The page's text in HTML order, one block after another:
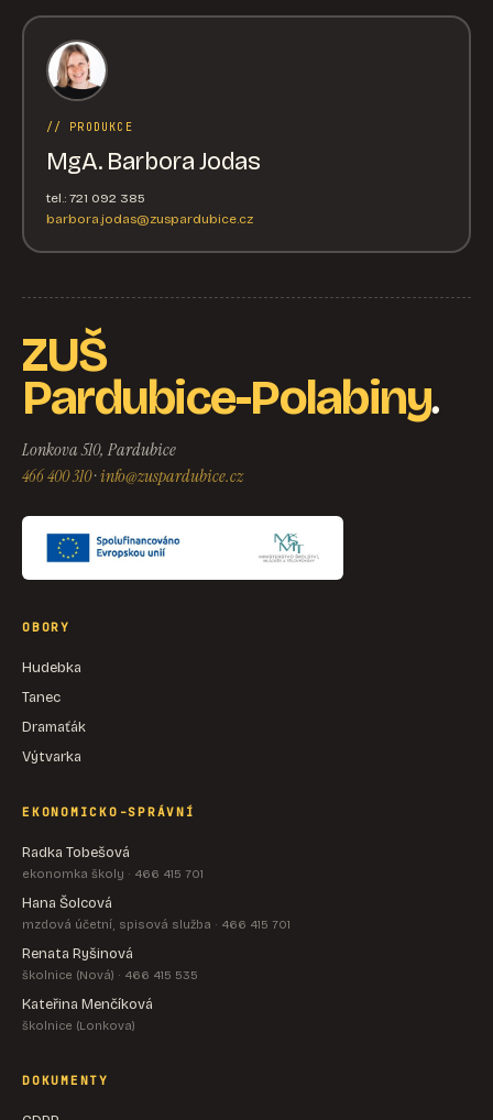
// PRODUKCE
MgA. Barbora Jodas
tel.: 721 092 385
barbora.jodas@zuspardubice.cz
ZUŠ
Pardubice-Polabiny.
Lonkova 510, Pardubice
466 400 310·info@zuspardubice.cz
OBORY
Hudebka
Tanec
Dramaťák
Výtvarka
EKONOMICKO-SPRÁVNÍ
Radka Tobešová
ekonomka školy · 466 415 701
Hana Šolcová
mzdová účetní, spisová služba · 466 415 701
Renata Ryšinová
školnice (Nová) · 466 415 535
Kateřina Menčíková
školnice (Lonkova)
DOKUMENTY